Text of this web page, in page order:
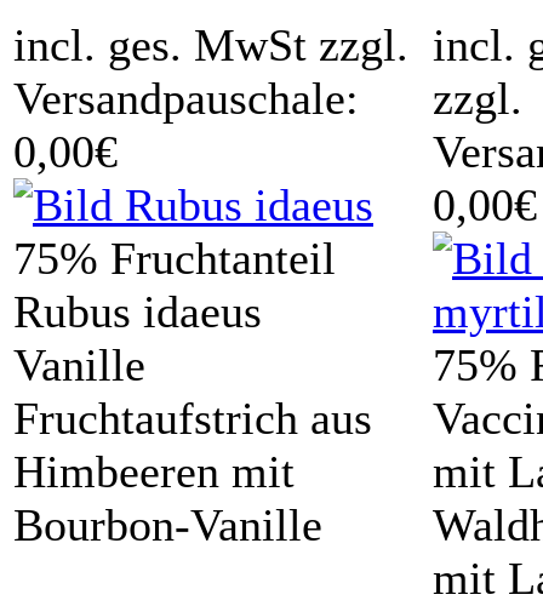
incl. ges. MwSt zzgl.
Versandpauschale:
0,00€
75% Fruchtanteil
Rubus idaeus
Vanille
Fruchtaufstrich aus
Himbeeren mit
Bourbon-Vanille
incl.
zzgl.
0,00€
75%
mit
mit